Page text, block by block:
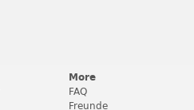
More
FAQ
Freunde